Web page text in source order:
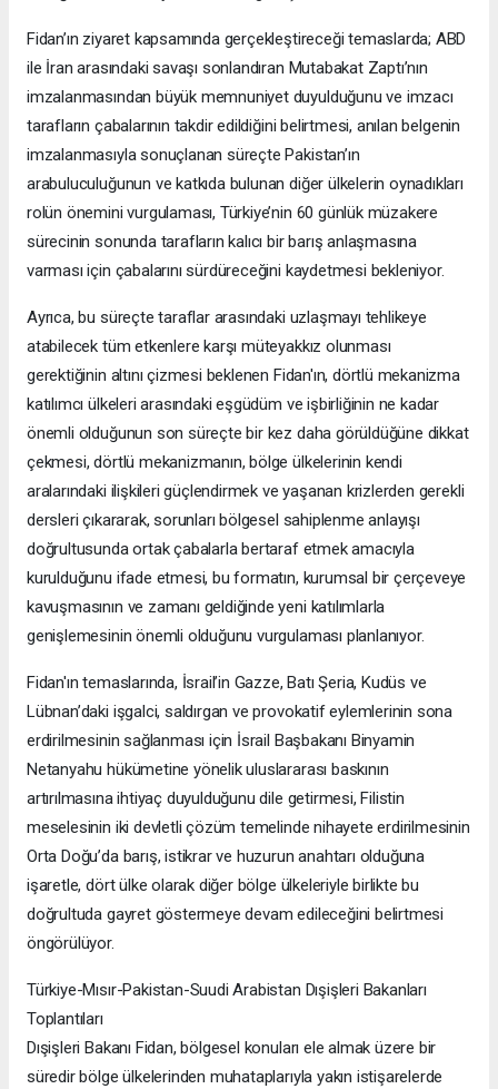
Fidan’ın ziyaret kapsamında gerçekleştireceği temaslarda; ABD
ile İran arasındaki savaşı sonlandıran Mutabakat Zaptı’nın
imzalanmasından büyük memnuniyet duyulduğunu ve imzacı
tarafların çabalarının takdir edildiğini belirtmesi, anılan belgenin
imzalanmasıyla sonuçlanan süreçte Pakistan’ın
arabuluculuğunun ve katkıda bulunan diğer ülkelerin oynadıkları
rolün önemini vurgulaması, Türkiye’nin 60 günlük müzakere
sürecinin sonunda tarafların kalıcı bir barış anlaşmasına
varması için çabalarını sürdüreceğini kaydetmesi bekleniyor.
Ayrıca, bu süreçte taraflar arasındaki uzlaşmayı tehlikeye
atabilecek tüm etkenlere karşı müteyakkız olunması
gerektiğinin altını çizmesi beklenen Fidan'ın, dörtlü mekanizma
katılımcı ülkeleri arasındaki eşgüdüm ve işbirliğinin ne kadar
önemli olduğunun son süreçte bir kez daha görüldüğüne dikkat
çekmesi, dörtlü mekanizmanın, bölge ülkelerinin kendi
aralarındaki ilişkileri güçlendirmek ve yaşanan krizlerden gerekli
dersleri çıkararak, sorunları bölgesel sahiplenme anlayışı
doğrultusunda ortak çabalarla bertaraf etmek amacıyla
kurulduğunu ifade etmesi, bu formatın, kurumsal bir çerçeveye
kavuşmasının ve zamanı geldiğinde yeni katılımlarla
genişlemesinin önemli olduğunu vurgulaması planlanıyor.
Fidan'ın temaslarında, İsrail’in Gazze, Batı Şeria, Kudüs ve
Lübnan’daki işgalci, saldırgan ve provokatif eylemlerinin sona
erdirilmesinin sağlanması için İsrail Başbakanı Binyamin
Netanyahu hükümetine yönelik uluslararası baskının
artırılmasına ihtiyaç duyulduğunu dile getirmesi, Filistin
meselesinin iki devletli çözüm temelinde nihayete erdirilmesinin
Orta Doğu’da barış, istikrar ve huzurun anahtarı olduğuna
işaretle, dört ülke olarak diğer bölge ülkeleriyle birlikte bu
doğrultuda gayret göstermeye devam edileceğini belirtmesi
öngörülüyor.
Türkiye-Mısır-Pakistan-Suudi Arabistan Dışişleri Bakanları
Toplantıları
Dışişleri Bakanı Fidan, bölgesel konuları ele almak üzere bir
süredir bölge ülkelerinden muhataplarıyla yakın istişarelerde